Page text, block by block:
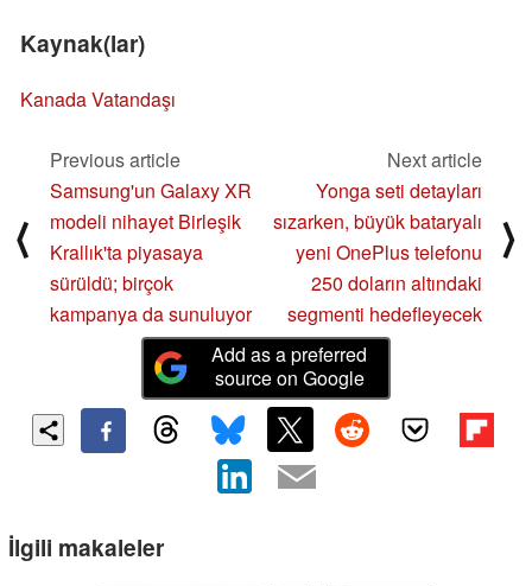
Kaynak(lar)
Kanada Vatandaşı
⟨
Previous article
Samsung'un Galaxy XR
modeli nihayet Birleşik
Krallık'ta piyasaya
sürüldü; birçok
kampanya da sunuluyor
Next article
Yonga seti detayları
sızarken, büyük bataryalı
yeni OnePlus telefonu
250 doların altındaki
segmenti hedefleyecek
⟩
Add as a preferred
source on Google
İlgili makaleler